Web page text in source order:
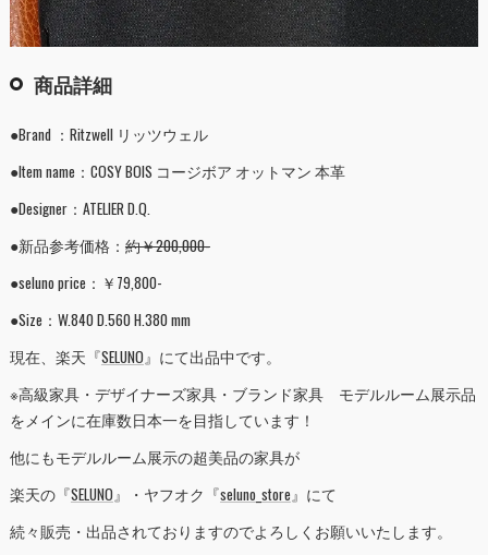
商品詳細
●Brand ：Ritzwell リッツウェル
●Item name：COSY BOIS コージボア オットマン 本革
●Designer：ATELIER D.Q.
●新品参考価格： 約￥200,000-
●seluno price：￥79,800-
●Size：W.840 D.560 H.380 mm
現在、楽天『SELUNO』にて出品中です。
※高級家具・デザイナーズ家具・ブランド家具 モデルルーム展示品
をメインに在庫数日本一を目指しています！
他にもモデルルーム展示の超美品の家具が
楽天の『SELUNO』・ヤフオク『seluno_store』にて
続々販売・出品されておりますのでよろしくお願いいたします。